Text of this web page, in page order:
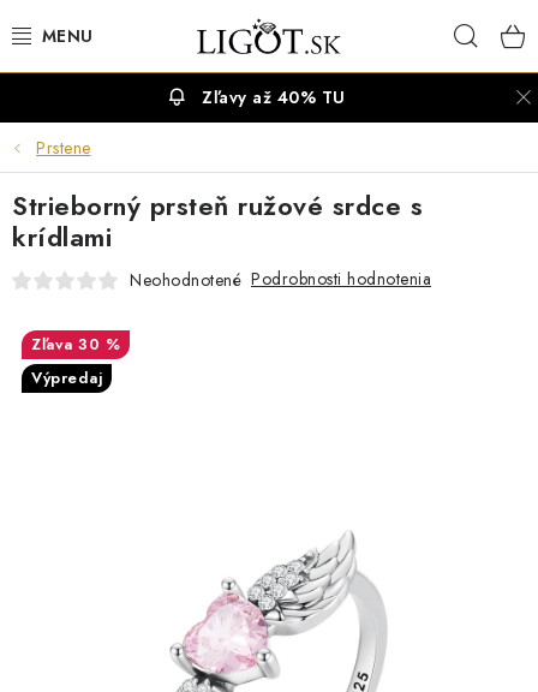
na
NÁHRDELNÍKY
NÁRAMKY
PRSTENE
Zľavy až 40% TU
Prstene
Strieborný prsteň ružové srdce s
krídlami
Neohodnotené Podrobnosti hodnotenia
30 %
Výpredaj